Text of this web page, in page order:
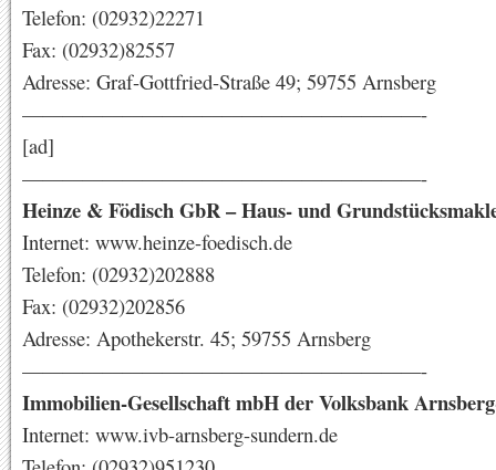
Telefon: (02932)22271
Fax: (02932)82557
Adresse: Graf-Gottfried-Straße 49; 59755 Arnsberg
————————————————————-
[ad]
————————————————————-
Heinze & Födisch GbR – Haus- und
Internet: www.heinze-foedisch.de
Telefon: (02932)202888
Fax: (02932)202856
Adresse: Apothekerstr. 45; 59755 Arnsberg
————————————————————-
Immobilien-Gesellschaft mbH der Volksbank
Internet: www.ivb-arnsberg-sundern.de